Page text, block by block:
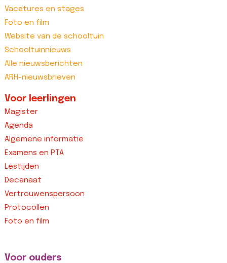
Vacatures en stages
Foto en film
Website van de schooltuin
Schooltuinnieuws
Alle nieuwsberichten
ARH-nieuwsbrieven
Voor leerlingen
Magister
Agenda
Algemene informatie
Examens en PTA
Lestijden
Decanaat
Vertrouwenspersoon
Protocollen
Foto en film
Voor ouders